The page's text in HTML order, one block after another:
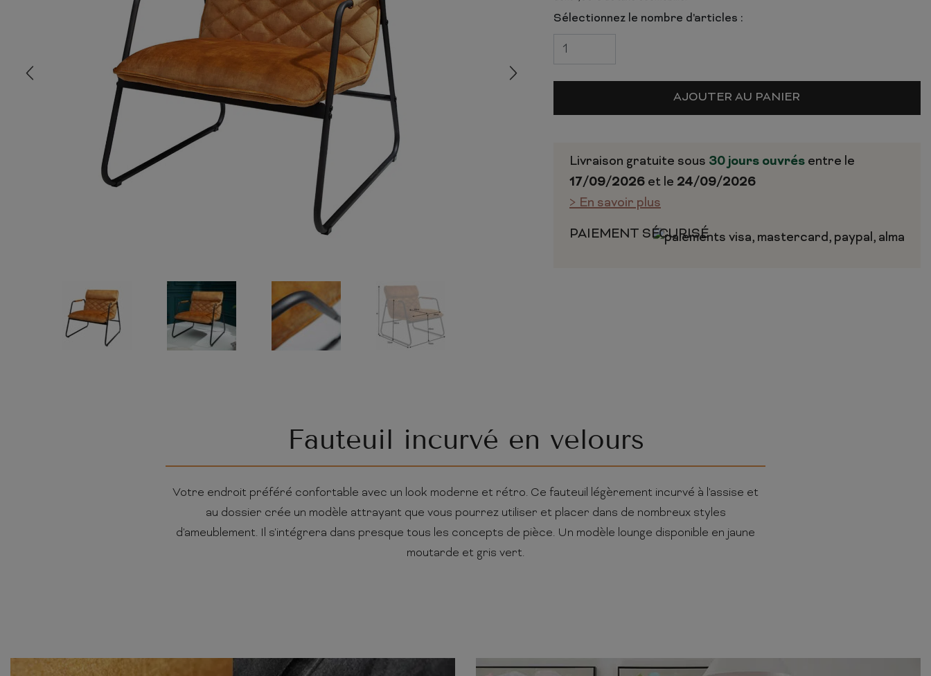
COMMODE ET CHIFFONNIERS
CHAMBRE COMPLÈTE
CHAMBRE COMPLÈTE
MEUBLE EN HÊTRE
Sélectionnez le nombre d'articles :
AJOUTER AU PANIER
Livraison gratuite sous 30 jours ouvrésentre le
17/09/2026et le 24/09/2026
> En savoir plus
PAIEMENT SÉCURISÉ
Fauteuil incurvé en velours
Votre endroit préféré confortable avec un look moderne et rétro. Ce fauteuil légèrement incurvé à l'assise et
au dossier crée un modèle attrayant que vous pourrez utiliser et placer dans de nombreux styles
d'ameublement. Il s'intégrera dans presque tous les concepts de pièce. Un modèle lounge disponible en jaune
moutarde et gris vert.